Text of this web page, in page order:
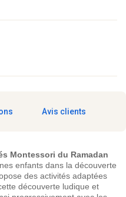
Avis clients
Montessori du Ramadan
enfants dans la découverte
des activités adaptées
découverte ludique et